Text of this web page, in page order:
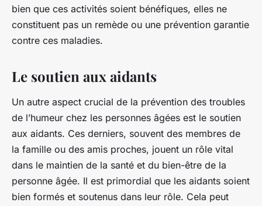
bien que ces activités soient bénéfiques, elles ne
constituent pas un remède ou une prévention garantie
contre ces maladies.
Le soutien aux aidants
Un autre aspect crucial de la prévention des troubles
de l’humeur chez les personnes âgées est le soutien
aux aidants. Ces derniers, souvent des membres de
la famille ou des amis proches, jouent un rôle vital
dans le maintien de la santé et du bien-être de la
personne âgée. Il est primordial que les aidants soient
bien formés et soutenus dans leur rôle. Cela peut